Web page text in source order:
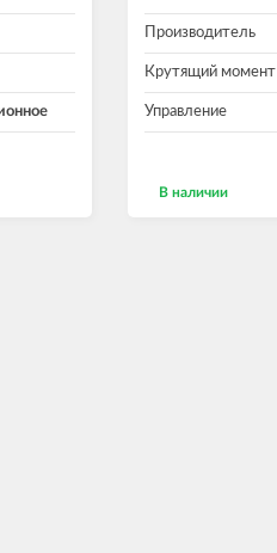
Производитель
Крутящий момент
Управление
В наличии